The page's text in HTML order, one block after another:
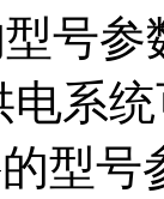
号参
电系
型号